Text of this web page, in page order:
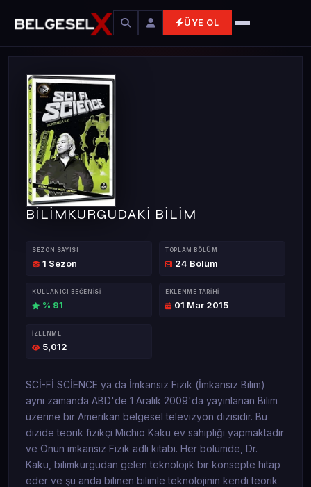
ÜYE OL
BİLİMKURGUDAKİ BİLİM
SEZON SAYISI
1 Sezon
TOPLAM BÖLÜM
24 Bölüm
KULLANICI BEĞENISI
% 91
EKLENME TARIHI
01 Mar 2015
İZLENME
5,012
SCİ-Fİ SCİENCE ya da İmkansız Fizik (İmkansız Bilim)
aynı zamanda ABD'de 1 Aralık 2009'da yayınlanan Bilim
üzerine bir Amerikan belgesel televizyon dizisidir. Bu
dizide teorik fizikçi Michio Kaku ev sahipliği yapmaktadır
ve Onun imkansız Fizik adlı kitabı. Her bölümde, Dr.
Kaku, bilimkurgudan gelen teknolojik bir konsepte hitap
eder ve şu anda bilinen bilimle teknolojinin kendi teorik